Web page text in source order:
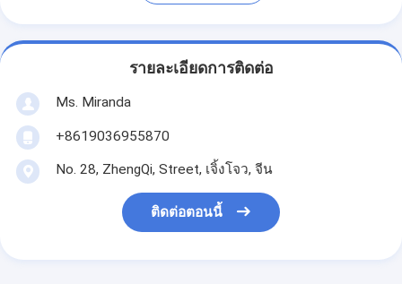
รายละเอียดการติดต่อ
Ms. Miranda
+8619036955870
No. 28, ZhengQi, Street, เจิ้งโจว, จีน
ติดต่อตอนนี้